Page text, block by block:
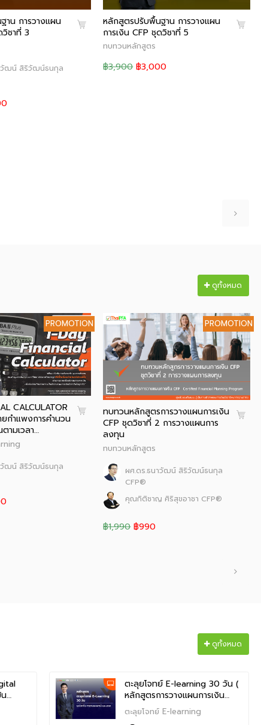
าน การวางแผน
วิชาที่ 3
วัฒน์ สิริวัฒน์ธนกุล
หลักสูตรปรับพื้นฐาน การวางแผน
การเงิน CFP ชุดวิชาที่ 5
ทบทวนหลักสูตร
฿3,900 ฿3,000
ดูทั้งหมด
PROMOTION
CALCULATOR
ยกำแพงการคำนวน
ามเวลา…
วัฒน์ สิริวัฒน์ธนกุล
PROMOTION
ทบทวนหลักสูตรการวางแผนการเงิน
CFP ชุดวิชาที่ 2 การวางแผนการ
ลงทุน
ทบทวนหลักสูตร
ผศ.ดร.ธนาวัฒน์ สิริวัฒน์ธนกุล
CFP®
คุณกิติชาญ ศิริสุขอาชา CFP®
฿1,990 ฿990
ดูทั้งหมด
…
ตะลุยโจทย์ E-learning 30 วัน (
หลักสูตรการวางแผนการเงิน…
ตะลุยโจทย์ E-learning